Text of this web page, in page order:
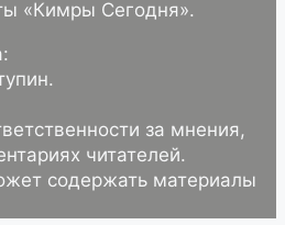
«Кимры Сегодня».
за мнения,
читателей.
содержать материалы